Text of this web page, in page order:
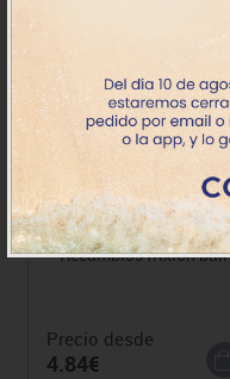
Recambios frixion ball
Precio desde
4.84€